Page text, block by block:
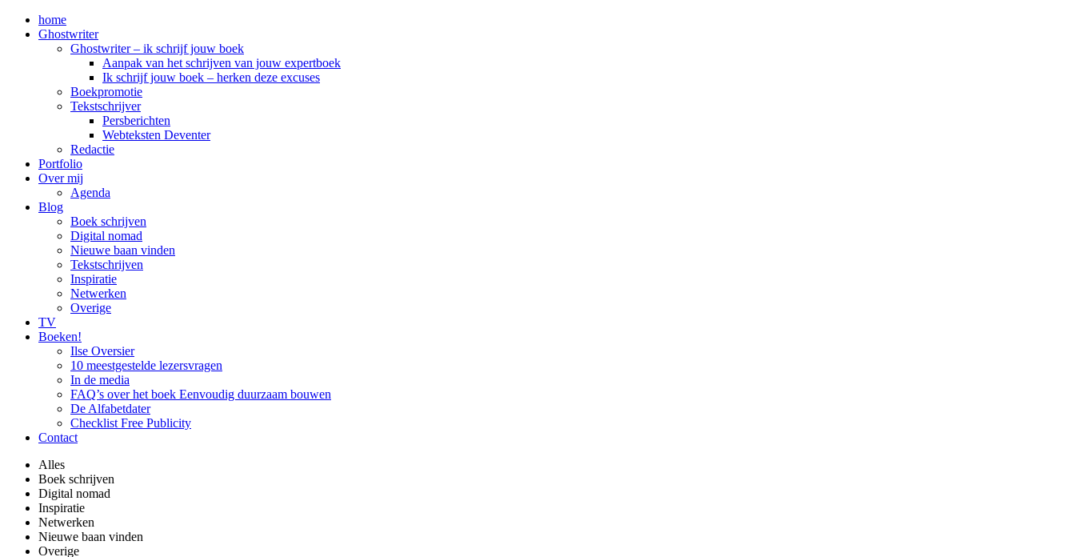
home
Ghostwriter
Ghostwriter – ik schrijf jouw boek
Aanpak van het schrijven van jouw expertboek
Ik schrijf jouw boek – herken deze excuses
Boekpromotie
Tekstschrijver
Persberichten
Webteksten Deventer
Redactie
Portfolio
Over mij
Agenda
Blog
Boek schrijven
Digital nomad
Nieuwe baan vinden
Tekstschrijven
Inspiratie
Netwerken
Overige
TV
Boeken!
Ilse Oversier
10 meestgestelde lezersvragen
In de media
FAQ’s over het boek Eenvoudig duurzaam bouwen
De Alfabetdater
Checklist Free Publicity
Contact
Alles
Boek schrijven
Digital nomad
Inspiratie
Netwerken
Nieuwe baan vinden
Overige